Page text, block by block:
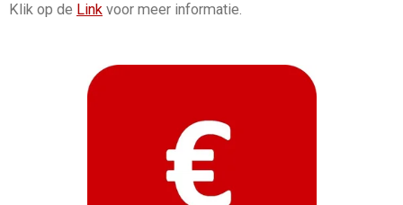
Klik op de Link voor meer informatie.